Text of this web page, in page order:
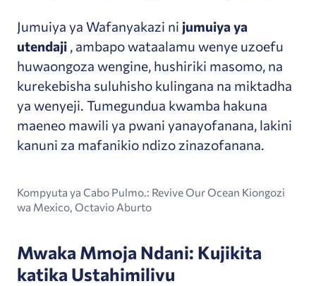
Jumuiya ya Wafanyakazi ni jumuiya ya
utendaji , ambapo wataalamu wenye uzoefu
huwaongoza wengine, hushiriki masomo, na
kurekebisha suluhisho kulingana na miktadha
ya wenyeji. Tumegundua kwamba hakuna
maeneo mawili ya pwani yanayofanana, lakini
kanuni za mafanikio ndizo zinazofanana.
Kompyuta ya Cabo Pulmo.: Revive Our Ocean Kiongozi
wa Mexico, Octavio Aburto
Mwaka Mmoja Ndani: Kujikita
katika Ustahimilivu